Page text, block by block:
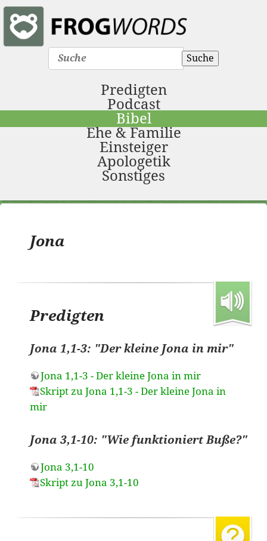
Suche
Predigten
Podcast
Bibel
Ehe & Familie
Einsteiger
Apologetik
Sonstiges
Jona
Predigten
Jona 1,1-3: "Der kleine Jona in mir"
Jona 1,1-3 - Der kleine Jona in mir
Skript zu Jona 1,1-3 - Der kleine Jona in
mir
Jona 3,1-10: "Wie funktioniert Buße?"
Jona 3,1-10
Skript zu Jona 3,1-10